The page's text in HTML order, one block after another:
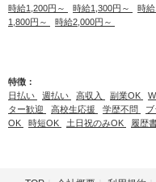
時給1,200円～
時給1,300円～ 時
1,800円～
時給2,000円～
特徴：
日払い
週払い 高収入 副業OK
ター歓迎
高校生応援 学歴不問
OK
時短OK 土日祝のみOK 履歴